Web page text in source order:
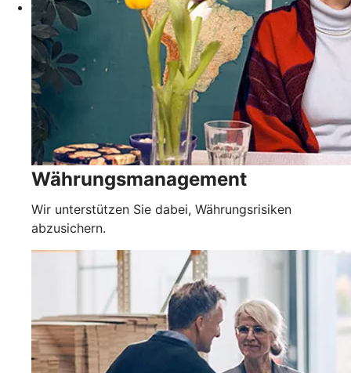
Währungsmanagement
Wir unterstützen Sie dabei, Währungsrisiken
abzusichern.